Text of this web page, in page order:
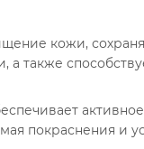
кожи,
а также
покраснения и